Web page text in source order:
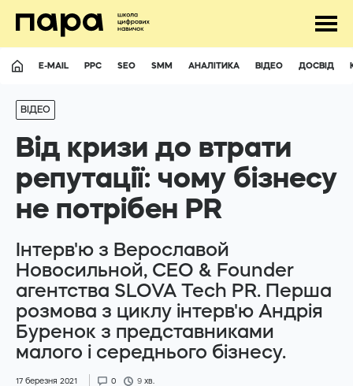
Відповімо майже на усі питання
hello@para.school
+380507411693
UA RU
E-MAIL PPC SEO SMM АНАЛІТИКА ВІДЕО ДОСВІД
ВІДЕО
Від кризи до втрати
репутації: чому бізнесу
не потрібен PR
Інтерв'ю з Верославой
Новосильной, CEO & Founder
агентства SLOVA Tech PR. Перша
розмова з циклу інтерв'ю Андрія
Буренок з представниками
малого і середнього бізнесу.
17 березня 2021 0 9 хв.